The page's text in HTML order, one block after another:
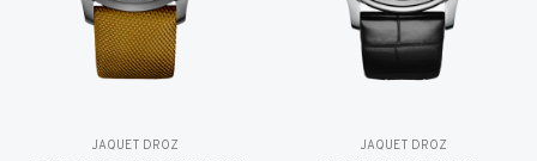
JAQUET DROZ JAQUET DROZ